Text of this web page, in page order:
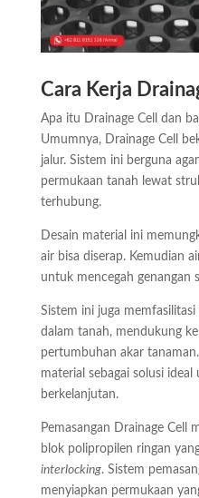
Cara Kerja
Apa itu Drainage Cell dan
Umumnya, Drainage Cell
jalur. Sistem ini berguna
permukaan tanah lewat
terhubung.
Desain material ini
air bisa diserap. Kemudian
untuk mencegah genangan
Sistem ini juga
dalam tanah, mendukung
pertumbuhan akar
material sebagai solusi
berkelanjutan.
Pemasangan Drainage Cell
blok polipropilen ringan
interlocking. Sistem
menyiapkan permukaan